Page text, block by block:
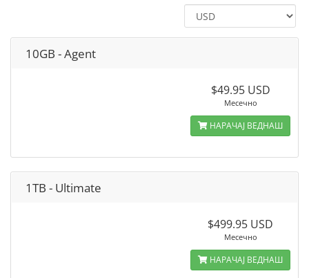
10GB - Agent
$49.95 USD
Месечно
НАРАЧАЈ ВЕДНАШ
1TB - Ultimate
$499.95 USD
Месечно
НАРАЧАЈ ВЕДНАШ